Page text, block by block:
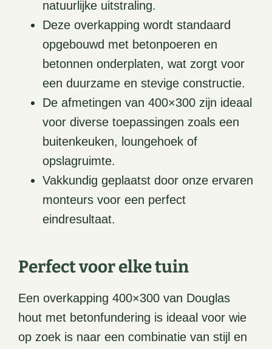
natuurlijke uitstraling.
Deze overkapping wordt standaard
opgebouwd met betonpoeren en
betonnen onderplaten, wat zorgt voor
een duurzame en stevige constructie.
De afmetingen van 400×300 zijn ideaal
voor diverse toepassingen zoals een
buitenkeuken, loungehoek of
opslagruimte.
Vakkundig geplaatst door onze ervaren
monteurs voor een perfect
eindresultaat.
Perfect voor elke tuin
Een overkapping 400×300 van Douglas
hout met betonfundering is ideaal voor wie
op zoek is naar een combinatie van stijl en